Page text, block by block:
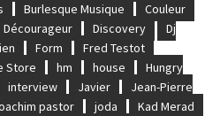
Burlesque Musique
Couleur
Décourageur Discovery
Dj
Form
Fred Testot
Store hm house
Hungry
interview Javier
Jean-Pierre
pastor joda
Kad Merad